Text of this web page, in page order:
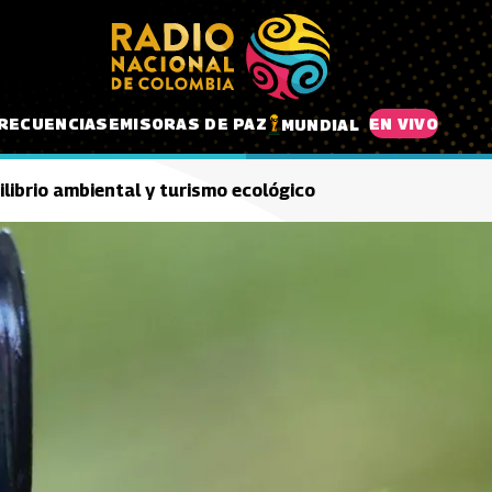
EMISORAS DE PAZ MUNDIAL EN VIVO
ambiental y turismo ecológico